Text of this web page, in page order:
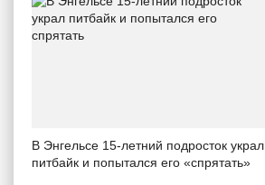
В Энгельсе 15-летний подросток украл
питбайк и попытался его «спрятать»